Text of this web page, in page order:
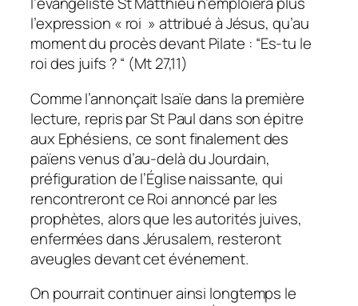
l’expression « roi » attribué à Jésus, qu’au
moment du procès devant Pilate : “Es-tu le
roi des juifs ? “ (Mt 27,11)
Comme l’annonçait Isaïe dans la première
lecture, repris par St Paul dans son épitre
aux Ephésiens, ce sont finalement des
païens venus d’au-delà du Jourdain,
préfiguration de l’Église naissante, qui
rencontreront ce Roi annoncé par les
prophètes, alors que les autorités juives,
enfermées dans Jérusalem, resteront
aveugles devant cet événement.
On pourrait continuer ainsi longtemps le